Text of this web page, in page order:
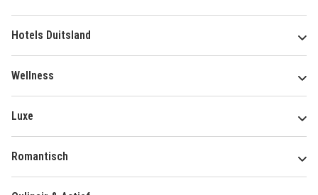
Hotels Duitsland
Wellness
Luxe
Romantisch